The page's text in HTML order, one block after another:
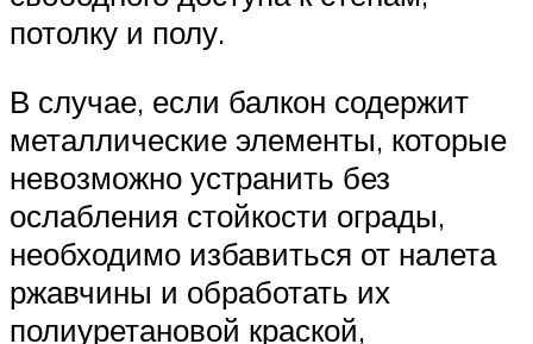
потолку и полу.
В случае, если балкон содержит
металлические элементы, которые
невозможно устранить без
ослабления стойкости ограды,
необходимо избавиться от налета
ржавчины и обработать их
полиуретановой краской,